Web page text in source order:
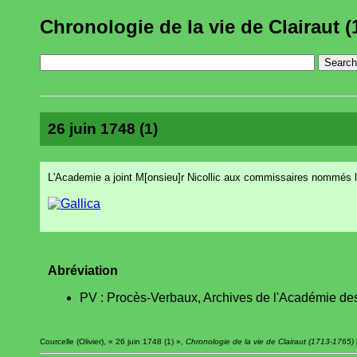
Chronologie de la vie de Clairaut
26 juin 1748 (1)
L'Academie a joint M[onsieu]r Nicollic aux commissaires
Abréviation
PV : Procès-Verbaux, Archives de l'Académie
Courcelle (Olivier), « 26 juin 1748 (1) », Chronologie de la vie de Clairaut (1713-1765)